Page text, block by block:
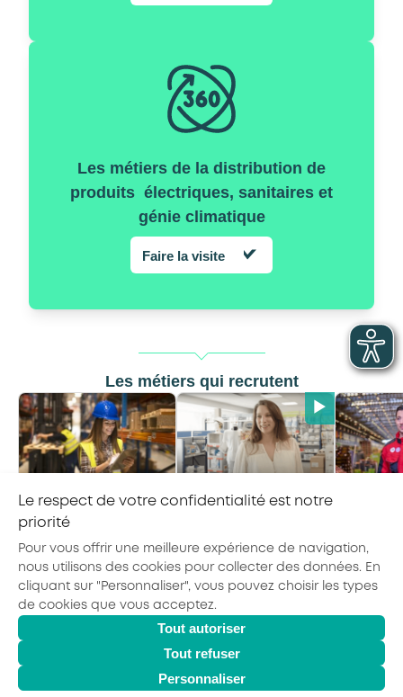
Les métiers de la distribution de
produits électriques, sanitaires et
génie climatique
Faire la visite
Les métiers qui recrutent
Technicien·ne de
maintenance
Technico-
commercial·e
© 2026 - AKTO - Tous droits réservés
Le respect de votre confidentialité est notre
priorité
Pour vous offrir une meilleure expérience de navigation,
nous utilisons des cookies pour collecter des données. En
cliquant sur "Personnaliser", vous pouvez choisir les types
de cookies que vous acceptez.
Tout autoriser
Tout refuser
Personnaliser